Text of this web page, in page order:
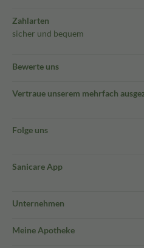
Zahlarten
sicher und bequem
Bewerte uns
Vertraue unserem mehrfach
Folge uns
Sanicare App
Unternehmen
Meine Apotheke